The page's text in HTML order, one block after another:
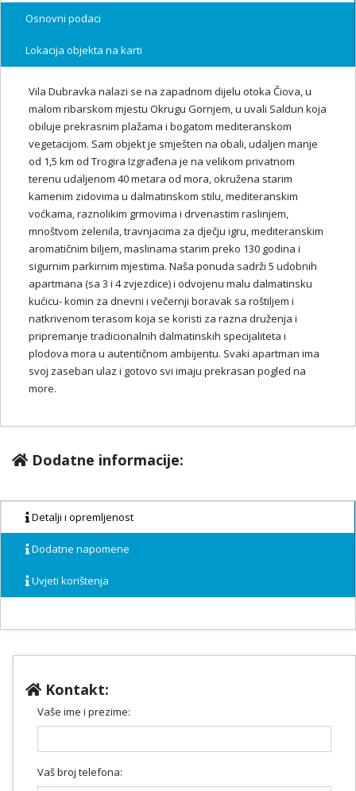
Osnovni podaci
Lokacija objekta na karti
Vila Dubravka nalazi se na zapadnom dijelu otoka Čiova, u
malom ribarskom mjestu Okrugu Gornjem, u uvali Saldun koja
obiluje prekrasnim plažama i bogatom mediteranskom
vegetacijom. Sam objekt je smješten na obali, udaljen manje
od 1,5 km od Trogira Izgrađena je na velikom privatnom
terenu udaljenom 40 metara od mora, okružena starim
kamenim zidovima u dalmatinskom stilu, mediteranskim
voćkama, raznolikim grmovima i drvenastim raslinjem,
mnoštvom zelenila, travnjacima za dječju igru, mediteranskim
aromatičnim biljem, maslinama starim preko 130 godina i
sigurnim parkirnim mjestima. Naša ponuda sadrži 5 udobnih
apartmana (sa 3 i 4 zvjezdice) i odvojenu malu dalmatinsku
kućicu- komin za dnevni i večernji boravak sa roštiljem i
natkrivenom terasom koja se koristi za razna druženja i
pripremanje tradicionalnih dalmatinskih specijaliteta i
plodova mora u autentičnom ambijentu. Svaki apartman ima
svoj zaseban ulaz i gotovo svi imaju prekrasan pogled na
more.
Dodatne informacije:
Detalji i opremljenost
Dodatne napomene
Uvjeti korištenja
Kontakt:
Vaše ime i prezime:
Vaš broj telefona: